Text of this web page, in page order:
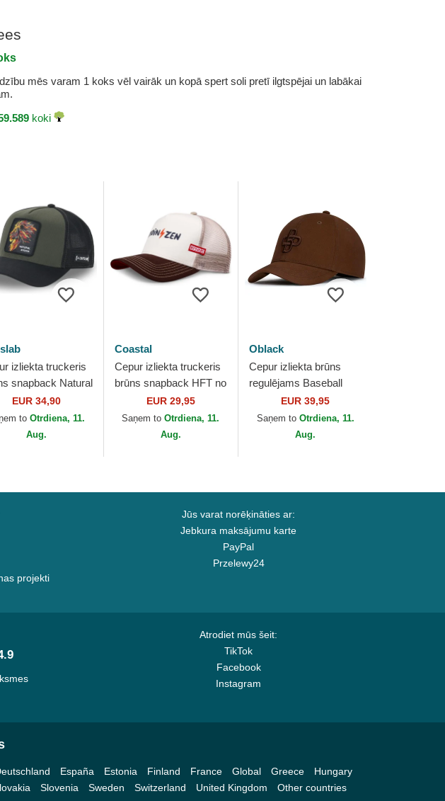
mēs varam 1 koks vēl vairāk un kopā spert soli pretī ilgtspējai un labākai
koki
izliekta truckeris
snapback Natural
MYS Lauva
radības no
EUR 34,90
toOtrdiena, 11.
Aug.
Coastal
Cepur izliekta truckeris
brūns snapback HFT no
CoastalEUR 29,95
Saņem toOtrdiena, 11.
Aug.
Oblack
Cepur izliekta brūns
regulējams Baseball
Peach OBL061 no
Oblack
EUR 39,95
Saņem to Otrdiena, 11.
Aug.
projekti
Jūs varat norēķināties ar:
Jebkura maksājumu karte
PayPal
Przelewy24
Atrodiet mūs šeit:
TikTok
Facebook
Instagram
España Estonia Finland France Global Greece
Hungary
Slovenia Sweden Switzerland United Kingdom Other countries